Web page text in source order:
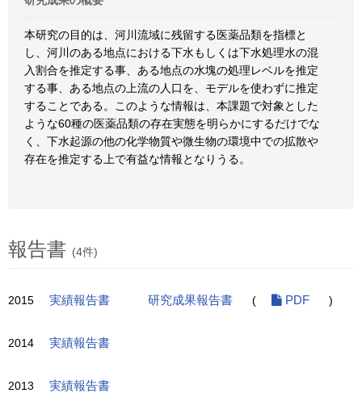
本研究の目的は、河川流域に残留する医薬品類を指標と
し、河川のある地点における下水もしくは下水処理水の混
入割合を推定する事、ある地点の水塊の処理レベルを推定
する事、ある地点の上流の人口を、モデルを使わずに推定
することである。このような情報は、本課題で対象とした
ような60種の医薬品類の存在実態を明らかにするだけでな
く、下水起源の他の化学物質や微生物の環境中での拡散や
存在を推定する上で有益な情報となりうる。
報告書 (4件)
2015 実績報告書 研究成果報告書 ( PDF )
2014 実績報告書
2013 実績報告書